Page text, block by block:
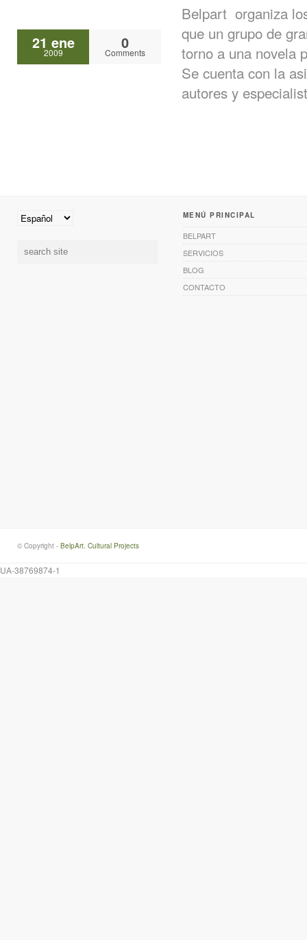
21 ene
2009
0
Comments
Belpart organiza
que un grupo de
torno a una novela
Se cuenta con la
autores y
MENÚ PRINCIPAL
BELPART
SERVICIOS
BLOG
CONTACTO
© Copyright - BelpArt. Cultural Projects
UA-38769874-1